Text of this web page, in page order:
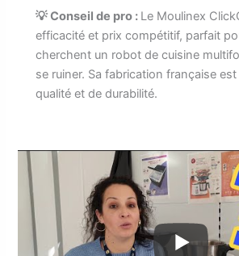
💡 Conseil de pro : Le Moulinex
efficacité et prix compétitif, parfait
cherchent un robot de cuisine
se ruiner. Sa fabrication française
qualité et de durabilité.